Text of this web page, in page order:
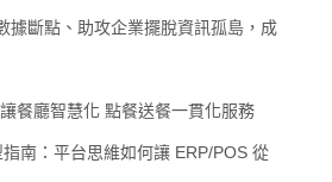
據斷點、助攻企業擺脫資訊孤島，成
餐廳智慧化 點餐送餐一貫化服務
南：平台思維如何讓 ERP/POS 從